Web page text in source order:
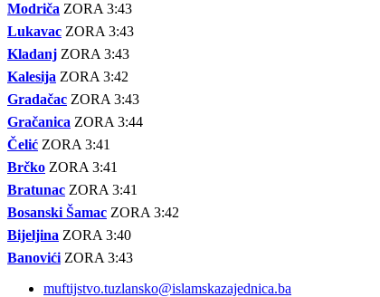
Modriča ZORA 3:43
Lukavac ZORA 3:43
Kladanj ZORA 3:43
Kalesija ZORA 3:42
Gradačac ZORA 3:43
Gračanica ZORA 3:44
Čelić ZORA 3:41
Brčko ZORA 3:41
Bratunac ZORA 3:41
Bosanski Šamac ZORA 3:42
Bijeljina ZORA 3:40
Banovići ZORA 3:43
muftijstvo.tuzlansko@islamskazajednica.ba